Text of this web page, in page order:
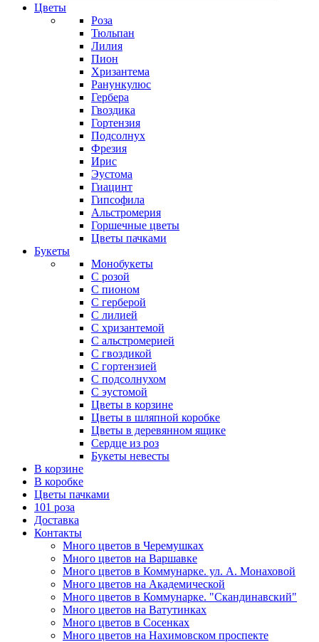
Цветы
Роза
Тюльпан
Лилия
Пион
Хризантема
Ранункулюс
Гербера
Гвоздика
Гортензия
Подсолнух
Фрезия
Ирис
Эустома
Гиацинт
Гипсофила
Альстромерия
Горшечные цветы
Цветы пачками
Букеты
Монобукеты
С розой
С пионом
С герберой
С лилией
С хризантемой
С альстромерией
С гвоздикой
С гортензией
С подсолнухом
С эустомой
Цветы в корзине
Цветы в шляпной коробке
Цветы в деревянном ящике
Сердце из роз
Букеты невесты
В корзине
В коробке
Цветы пачками
101 роза
Доставка
Контакты
Много цветов в Черемушках
Много цветов на Варшавке
Много цветов в Коммунарке. ул. А. Монаховой
Много цветов на Академической
Много цветов в Коммунарке. "Скандинавский"
Много цветов на Ватутинках
Много цветов в Сосенках
Много цветов на Нахимовском проспекте